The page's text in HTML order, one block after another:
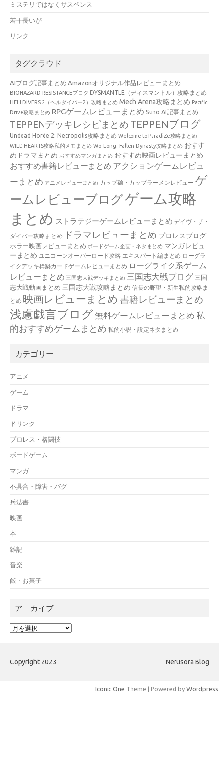
ミステリではなくサスペンス
若干長いが
リンク
タグクラウド
AIブログ記事まとめ Amazonオリジナル作品レビューまとめ
BIOHAZARD RESISTANCEブログ DYSMANTLE（ディスマントル）攻略まとめ
HELLDIVERS 2（ヘルダイバー2）攻略まとめ Mech Arena攻略まとめ Pacific
Drive攻略まとめ RPGゲームレビューまとめ Suno AI記事まとめ
TEPPENデッキレシピまとめ TEPPENブログ
Undead Horde 2: Necropolis攻略まとめ Welcome to ParadiZe攻略まとめ
WILD HEARTS攻略私的メモまとめ Wo Long: Fallen Dynasty攻略まとめ おすす
めドラマまとめ おすすめマンガまとめ おすすめ映画レビューまとめ
おすすめ書籍レビューまとめ アクションゲームレビュ
ーまとめ アニメレビューまとめ カップ麺・カップラーメンレビュー ゲ
ームレビューブログゲーム攻略
まとめ ストラテジーゲームレビューまとめ デイヴ・ザ・
ダイバー攻略まとめ ドラマレビューまとめ プロレスブログ
ホラー映画レビューまとめ ボードゲーム企画・ネタまとめ マンガレビュ
ーまとめ ユニコーンオーバーロード攻略 エキスパート編まとめ ローグラ
イクデッキ構築カードゲームレビューまとめ ローグライク系ゲーム
レビューまとめ 三国志大戦デッキまとめ 三国志大戦ブログ 三国
志大戦動画まとめ 三国志大戦攻略まとめ 信長の野望・新生私的攻略ま
とめ 映画レビューまとめ 書籍レビューまとめ
浅慮戯言ブログ無料ゲームレビューまとめ 私
的おすすめゲームまとめ 私的小説・設定ネタまとめ
カテゴリー
アニメ
ゲーム
ドラマ
ドリンク
プロレス・格闘技
ボードゲーム
マンガ
不具合・障害・バグ
兵法書
映画
本
雑記
音楽
飯・お菓子
アーカイブ
ア
ブ
Copyright 2023 Nerusora Blog
Iconic One Theme | Powered by Wordpress